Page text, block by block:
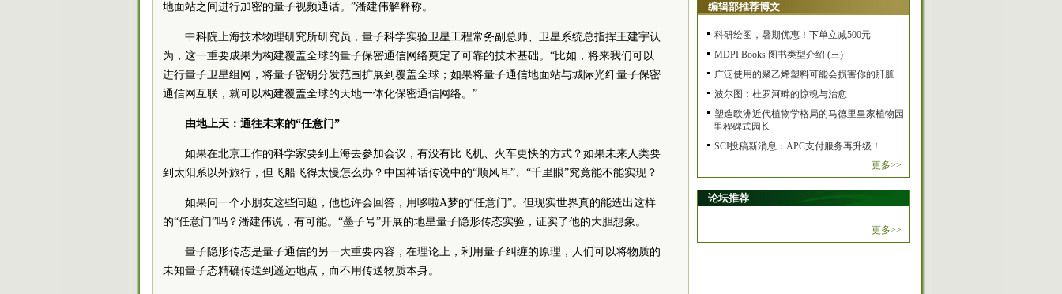
地面站之间进行加密的量子视频通话。”潘建伟解释称。
中科院上海技术物理研究所研究员，量子科学实验卫星工程常务副总师、卫星系统总指挥王建宇认
为，这一重要成果为构建覆盖全球的量子保密通信网络奠定了可靠的技术基础。“比如，将来我们可以
进行量子卫星组网，将量子密钥分发范围扩展到覆盖全球；如果将量子通信地面站与城际光纤量子保密
通信网互联，就可以构建覆盖全球的天地一体化保密通信网络。”
由地上天：通往未来的“任意门”
如果在北京工作的科学家要到上海去参加会议，有没有比飞机、火车更快的方式？如果未来人类要
到太阳系以外旅行，但飞船飞得太慢怎么办？中国神话传说中的“顺风耳”、“千里眼”究竟能不能实现？
如果问一个小朋友这些问题，他也许会回答，用哆啦A梦的“任意门”。但现实世界真的能造出这样
的“任意门”吗？潘建伟说，有可能。“墨子号”开展的地星量子隐形传态实验，证实了他的大胆想象。
量子隐形传态是量子通信的另一大重要内容，在理论上，利用量子纠缠的原理，人们可以将物质的
未知量子态精确传送到遥远地点，而不用传送物质本身。
编辑部推荐博文
科研绘图，暑期优惠！下单立减500元
MDPI Books 图书类型介绍 (三)
广泛使用的聚乙烯塑料可能会损害你的肝脏
波尔图：杜罗河畔的惊魂与治愈
塑造欧洲近代植物学格局的马德里皇家植物园
里程碑式园长
SCI投稿新消息：APC支付服务再升级！
更多>>
论坛推荐
更多>>